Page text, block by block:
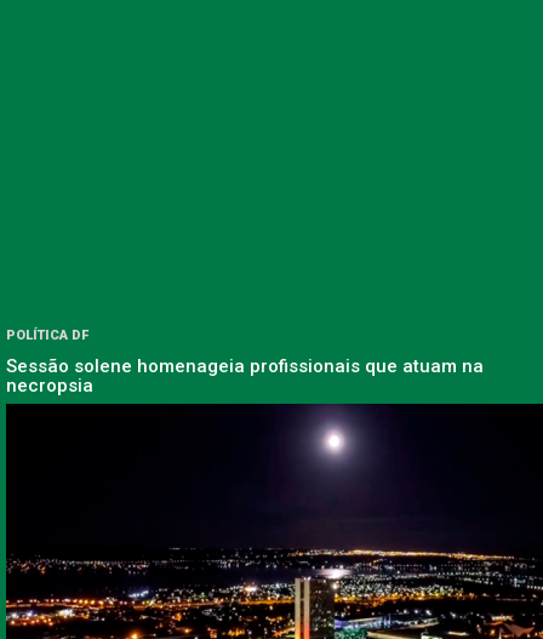
POLÍTICA DF
Sessão solene homenageia profissionais que atuam na
necropsia